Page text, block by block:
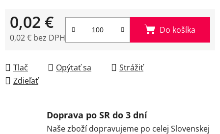
0,02 €
0,02 € bez DPH
Do košíka
Tlač Opýtať sa
Strážiť
Zdieľať
Doprava po SR do 3 dní
Naše zboží dopravujeme po celej Slovenskej